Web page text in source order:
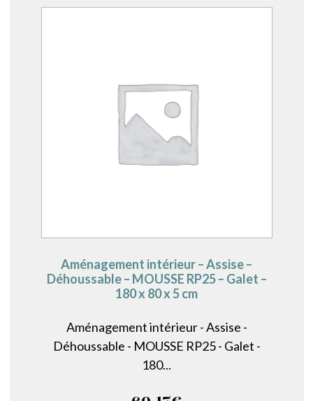
Aménagement intérieur – Assise –
Déhoussable – MOUSSE RP25 – Galet –
180 x 80 x 5 cm
Aménagement intérieur - Assise -
Déhoussable - MOUSSE RP25 - Galet -
180...